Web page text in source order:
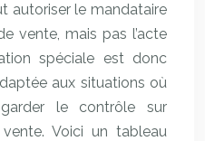
autoriser le mandataire
vente, mais pas l’acte
spéciale est donc
aux situations où
le contrôle sur
Voici un tableau